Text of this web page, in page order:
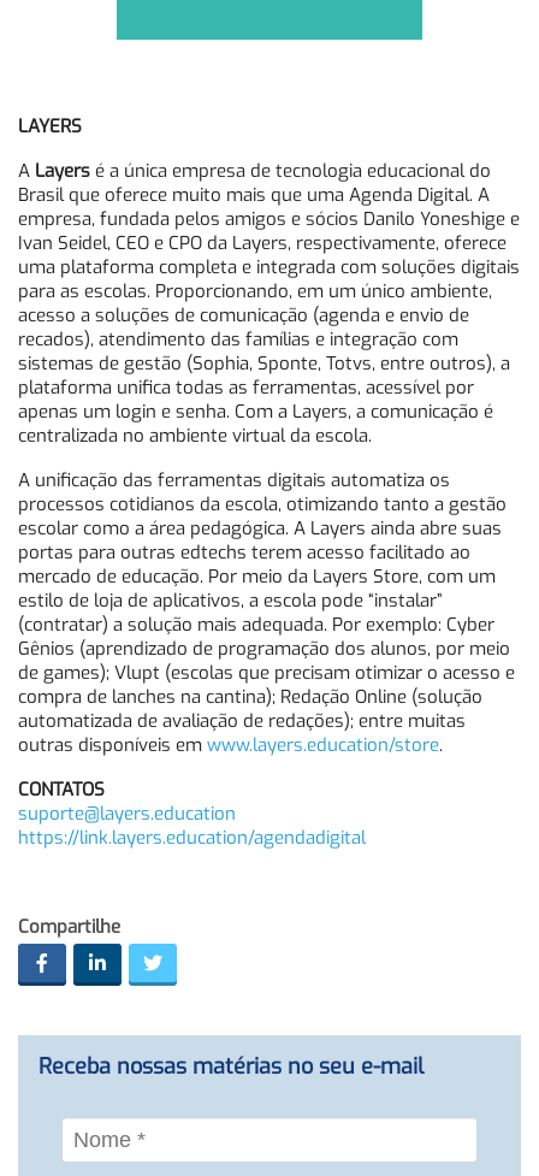
LAYERS
A Layers é a única empresa de tecnologia educacional do
Brasil que oferece muito mais que uma Agenda Digital. A
empresa, fundada pelos amigos e sócios Danilo Yoneshige e
Ivan Seidel, CEO e CPO da Layers, respectivamente, oferece
uma plataforma completa e integrada com soluções digitais
para as escolas. Proporcionando, em um único ambiente,
acesso a soluções de comunicação (agenda e envio de
recados), atendimento das famílias e integração com
sistemas de gestão (Sophia, Sponte, Totvs, entre outros), a
plataforma unifica todas as ferramentas, acessível por
apenas um login e senha. Com a Layers, a comunicação é
centralizada no ambiente virtual da escola.
A unificação das ferramentas digitais automatiza os
processos cotidianos da escola, otimizando tanto a gestão
escolar como a área pedagógica. A Layers ainda abre suas
portas para outras edtechs terem acesso facilitado ao
mercado de educação. Por meio da Layers Store, com um
estilo de loja de aplicativos, a escola pode “instalar”
(contratar) a solução mais adequada. Por exemplo: Cyber
Gênios (aprendizado de programação dos alunos, por meio
de games); Vlupt (escolas que precisam otimizar o acesso e
compra de lanches na cantina); Redação Online (solução
automatizada de avaliação de redações); entre muitas
outras disponíveis em www.layers.education/store.
CONTATOS
suporte@layers.education
https://link.layers.education/agendadigital
Compartilhe
Receba nossas matérias no seu e-mail